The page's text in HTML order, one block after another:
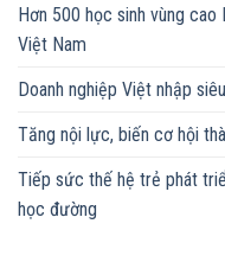
Hơn 500 học sinh vùng
Việt Nam
Doanh nghiệp Việt nhập
Tăng nội lực, biến cơ hội
Tiếp sức thế hệ trẻ phát
học đường